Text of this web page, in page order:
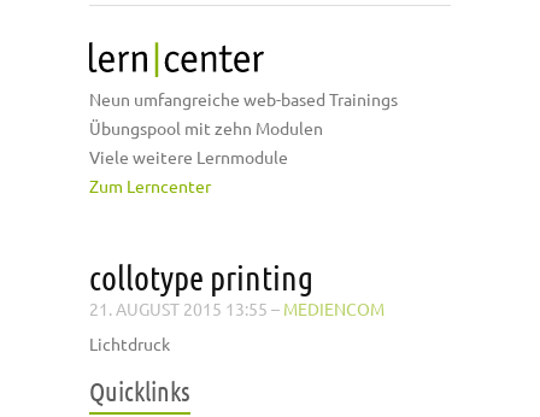
Neun umfangreiche web-based Trainings
Übungspool mit zehn Modulen
Viele weitere Lernmodule
Zum Lerncenter
collotype printing
21. AUGUST 2015 13:55 – MEDIENCOM
Lichtdruck
Quicklinks